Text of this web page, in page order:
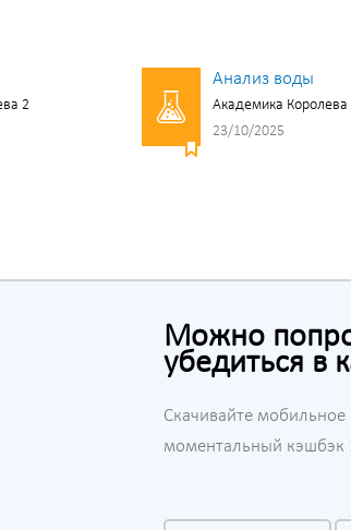
2
Анализ воды
Академика Королева
23/10/2025
Можно
убедиться в
Скачивайте мобильное
моментальный кэшбэк